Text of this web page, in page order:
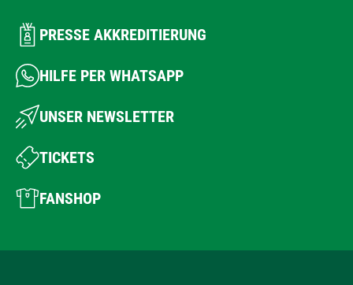
PRESSE AKKREDITIERUNG
HILFE PER WHATSAPP
UNSER NEWSLETTER
TICKETS
FANSHOP